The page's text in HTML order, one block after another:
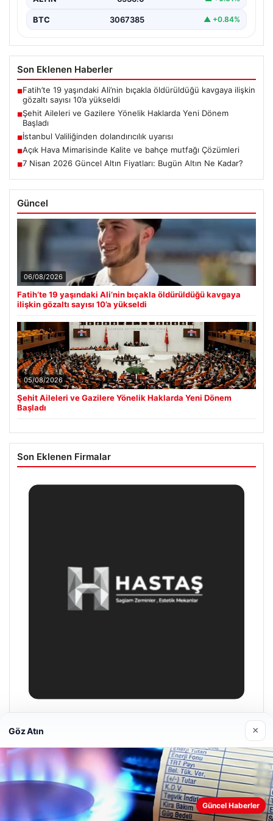
BTC 3067385 ▲ +0.84%
Son Eklenen Haberler
■Fatih’te 19 yaşındaki Ali’nin bıçakla öldürüldüğü kavgaya ilişkin
gözaltı sayısı 10’a yükseldi
■Şehit Aileleri ve Gazilere Yönelik Haklarda Yeni Dönem
Başladı
■İstanbul Valiliğinden dolandırıcılık uyarısı
■Açık Hava Mimarisinde Kalite ve bahçe mutfağı Çözümleri
■7 Nisan 2026 Güncel Altın Fiyatları: Bugün Altın Ne Kadar?
Güncel
06/08/2026
Fatih’te 19 yaşındaki Ali’nin bıçakla öldürüldüğü kavgaya
ilişkin gözaltı sayısı 10’a yükseldi
05/08/2026
Şehit Aileleri ve Gazilere Yönelik Haklarda Yeni Dönem
Başladı
Son Eklenen Firmalar
Hastaş Beton
Web sitemizi nasıl kullandığınızı daha iyi anlayabilmek,
Göz Atın ×
Güncel Haberler